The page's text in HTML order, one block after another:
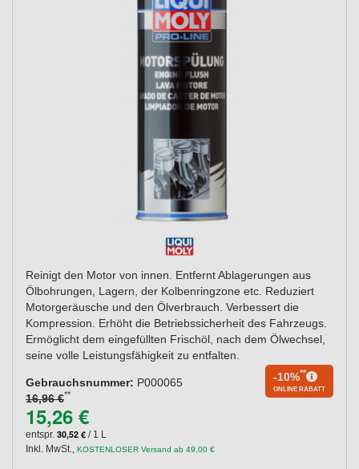
Reinigt den Motor von innen. Entfernt Ablagerungen aus
Ölbohrungen, Lagern, der Kolbenringzone etc. Reduziert
Motorgeräusche und den Ölverbrauch. Verbessert die
Kompression. Erhöht die Betriebssicherheit des Fahrzeugs.
Ermöglicht dem eingefüllten Frischöl, nach dem Ölwechsel,
seine volle Leistungsfähigkeit zu entfalten.
Gebrauchsnummer: P000065
16,96 €**
-10%**
ONLINE RABATT
15,26 €
entspr. 30,52 € / 1 L
Inkl. MwSt.
KOSTENLOSER Versand ab 49,00 €